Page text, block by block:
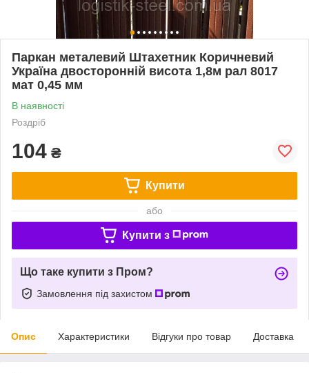
Паркан металевий Штахетник Коричневий
Україна двосторонній висота 1,8м рал 8017
мат 0,45 мм
В наявності
Роздріб
104 ₴
Купити
або
Купити з
Що таке купити з Пром?
Замовлення під захистом
Опис Характеристики Відгуки про товар Доставка